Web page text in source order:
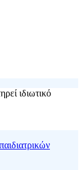
ιδιωτικό